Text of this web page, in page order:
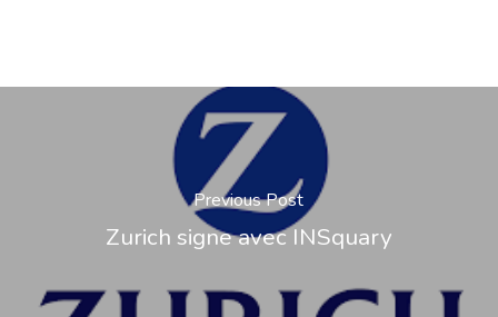
Previous Post
Zurich signe avec INSquary